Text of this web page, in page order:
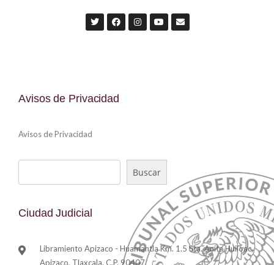
Avisos de Privacidad
Avisos de Privacidad
Buscar
Ciudad Judicial
Libramiento Apizaco - Huamantla Km. 1.5 Sta. Anita Huiloac,
Apizaco, Tlaxcala. C.P. 90407